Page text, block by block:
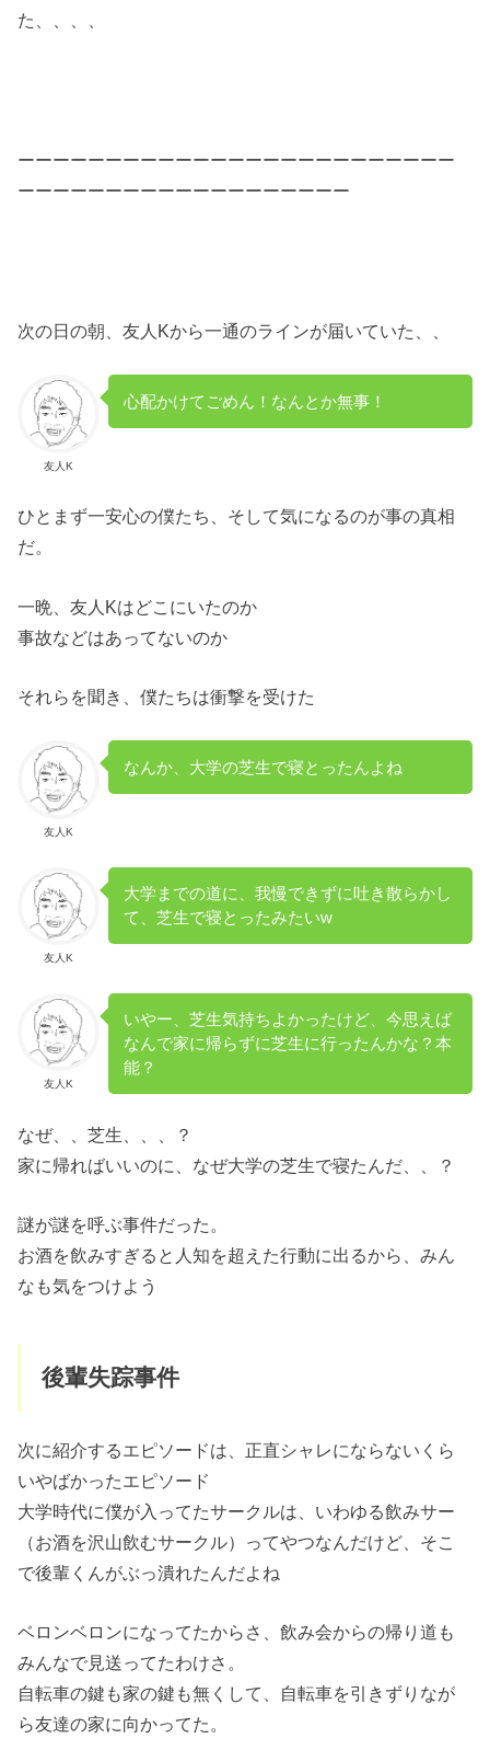
た、、、、
ーーーーーーーーーーーーーーーーーーーーーーーーー
ーーーーーーーーーーーーーーーーーーー
次の日の朝、友人Kから一通のラインが届いていた、、
友人K
心配かけてごめん！なんとか無事！
ひとまず一安心の僕たち、そして気になるのが事の真相
だ。
一晩、友人Kはどこにいたのか
事故などはあってないのか
それらを聞き、僕たちは衝撃を受けた
友人K
なんか、大学の芝生で寝とったんよね
友人K
大学までの道に、我慢できずに吐き散らかし
て、芝生で寝とったみたいw
友人K
いやー、芝生気持ちよかったけど、今思えば
なんで家に帰らずに芝生に行ったんかな？本
能？
なぜ、、芝生、、、？
家に帰ればいいのに、なぜ大学の芝生で寝たんだ、、？
謎が謎を呼ぶ事件だった。
お酒を飲みすぎると人知を超えた行動に出るから、みん
なも気をつけよう
後輩失踪事件
次に紹介するエピソードは、正直シャレにならないくら
いやばかったエピソード
大学時代に僕が入ってたサークルは、いわゆる飲みサー
（お酒を沢山飲むサークル）ってやつなんだけど、そこ
で後輩くんがぶっ潰れたんだよね
ベロンベロンになってたからさ、飲み会からの帰り道も
みんなで見送ってたわけさ。
自転車の鍵も家の鍵も無くして、自転車を引きずりなが
ら友達の家に向かってた。